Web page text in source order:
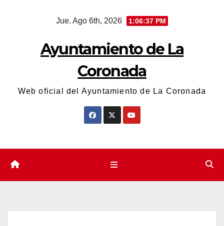
Jue. Ago 6th, 2026 1:06:37 PM
Ayuntamiento de La
Coronada
Web oficial del Ayuntamiento de La Coronada